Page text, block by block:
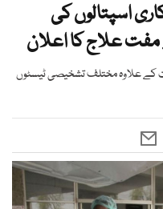
اسپتالوں کی
علاج کا اعلان
کے علاوہ مختلف تشخیصی ٹیسٹوں